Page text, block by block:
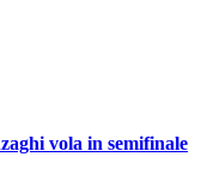
vola in semifinale